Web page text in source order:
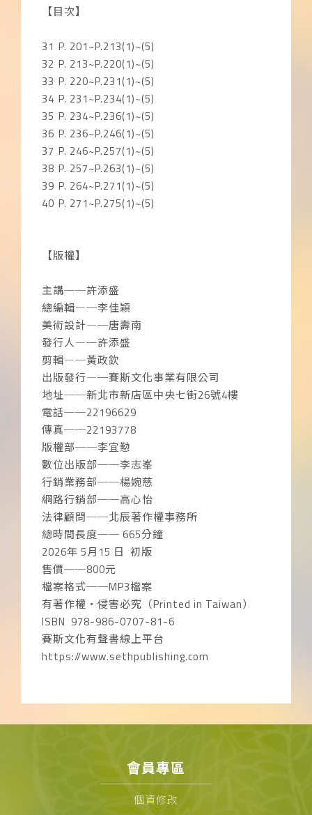
【目次】
31 P. 201~P.213(1)~(5)
32 P. 213~P.220(1)~(5)
33 P. 220~P.231(1)~(5)
34 P. 231~P.234(1)~(5)
35 P. 234~P.236(1)~(5)
36 P. 236~P.246(1)~(5)
37 P. 246~P.257(1)~(5)
38 P. 257~P.263(1)~(5)
39 P. 264~P.271(1)~(5)
40 P. 271~P.275(1)~(5)
【版權】
主講──許添盛
總編輯―─李佳穎
美術設計―─唐壽南
發行人―─許添盛
剪輯―─黃政欽
出版發行―─賽斯文化事業有限公司
地址──新北市新店區中央七街26號4樓
電話──22196629
傳真──22193778
版權部──李宜懃
數位出版部──李志峯
行銷業務部──楊婉慈
網路行銷部──高心怡
法律顧問──北辰著作權事務所
總時間長度── 665分鐘
2026年 5月15 日 初版
售價──800元
檔案格式──MP3檔案
有著作權‧侵害必究（Printed in Taiwan）
ISBN 978-986-0707-81-6
賽斯文化有聲書線上平台
https://www.sethpublishing.com
會員專區
個資修改